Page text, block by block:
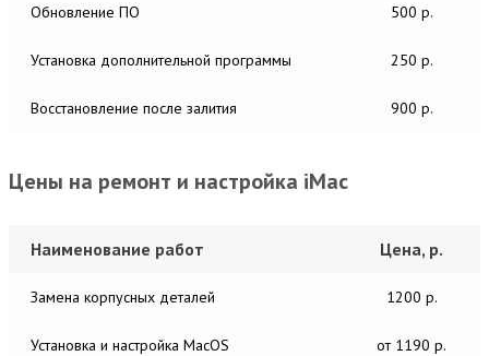
Обновление ПО 500 р.
Установка дополнительной программы 250 р.
Восстановление после залития 900 р.
Цены на ремонт и настройка iMac
Наименование работ Цена, р.
Замена корпусных деталей 1200 р.
Установка и настройка MacОS от 1190 р.